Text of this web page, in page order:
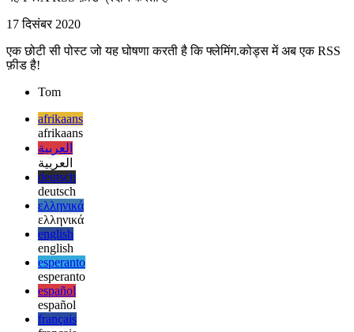
आरएसएस प्रदान करना
यह PWA RSS फ़ीड प्रदान करता है
17 दिसंबर 2020
फ़ीड है!
Tom
afrikaans
afrikaans
العربية
العربية
deutsch
deutsch
ελληνικά
ελληνικά
english
english
esperanto
esperanto